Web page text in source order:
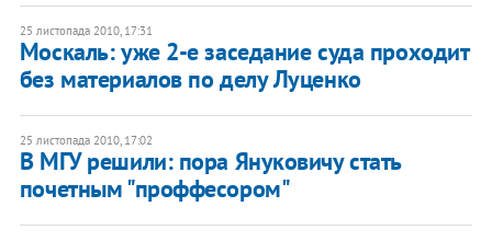
25 листопада 2010, 17:31
Москаль: уже 2-е заседание суда проходит
без материалов по делу Луценко
25 листопада 2010, 17:02
В МГУ решили: пора Януковичу стать
почетным "проффесором"